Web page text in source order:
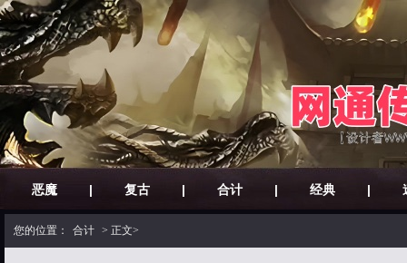
恶魔 | 复古 | 合计 | 经典 |
您的位置： 合计 > 正文>